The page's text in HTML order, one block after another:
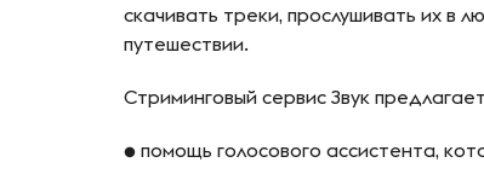
скачивать треки, прослушивать их в
путешествии.
Стриминговый сервис Звук
● помощь голосового ассистента,